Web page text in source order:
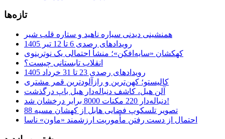
تازه‌ها
همنشینی دیدنی سیاره ناهید و ستاره قلب شیر
رویدادهای رصدی 6 تا 12 تیر 1405
کهکشان «سایه‌افکن»؛ منشأ احتمالی یک نوترینوی
انقلاب تابستانی چیست؟
رویدادهای رصدی 23 تا 31 خرداد 1405
کالیستو؛ کهن‌ترین و رازآلودترین قمر مشتری
آلن هیل، کاشف دنباله‌دار هیل باپ درگذشت
دنباله‌دار 220 مکنات 8000 برابر درخشان شد!
تصویر تلسکوپ فضایی هابل از کهشان مسیه 88
احتمال از دست رفتن مأموریت ارزشمند «ماون» ناسا